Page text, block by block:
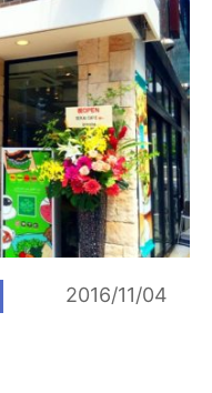
2016/11/04